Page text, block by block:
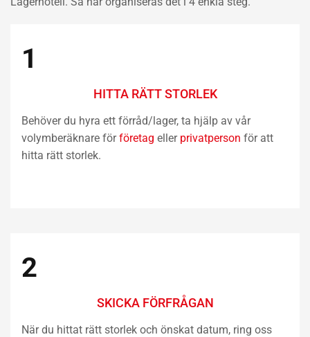
1
HITTA RÄTT STORLEK
Behöver du hyra ett förråd/lager, ta hjälp av vår
volymberäknare förföretag eller privatperson för att
hitta rätt storlek.
2
SKICKA FÖRFRÅGAN
När du hittat rätt storlek och önskat datum, ring oss